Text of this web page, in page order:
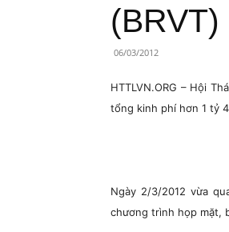
06/03/2012
HTTLVN.ORG – Hội
tổng kinh phí hơn 1 tỷ
Ngày 2/3/2012 vừa
chương trình họp mặt,